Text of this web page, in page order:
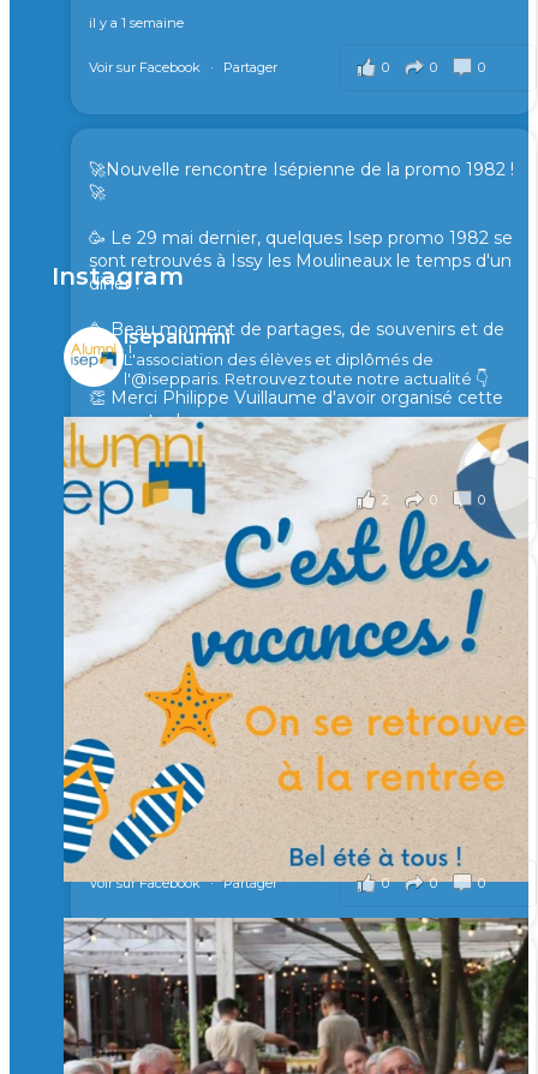
il y a 1 semaine
0 0 0
Voir sur Facebook · Partager
🚀Nouvelle rencontre Isépienne de la promo 1982 !
🚀
🥳 Le 29 mai dernier, quelques Isep promo 1982 se
sont retrouvés à Issy les Moulineaux le temps d'un
diner !
🥳 Beau moment de partages, de souvenirs et de
rires !
👏 Merci Philippe Vuillaume d'avoir organisé cette
rencontre !
il y a 2 mois
2 0 0
Voir sur Facebook · Partager
🙏 Soutenez l’Isep via la taxe d’apprentissage 2026
et contribuons ensemble à former les générations
d’ingénieurs de demain. 🙏
Merci à tous !
🎯 Taxe d’apprentissage 2026 : avec l'Isep, investissez pour
un numérique au service de l'humain !
À l’Isep, nous formons des ingénieurs, des bachelors, des
Mastères Spécialisés, qui allient excellence technologique et
valeurs humaines, au cœur de notre pro
...Voir plus
il y a 2 mois
0 0 0
Voir sur Facebook · Partager
🚀Afterwork à Genève 🚀
🥳 Le 22 avril dernier, 14 Alumni vivant / travaillant
en Suisse ont partagé un moment convivial de
retrouvailles et d'échanges !
Instagram
isepalumni
L'association des élèves et diplômés de
l'@isepparis. Retrouvez toute notre actualité 👇